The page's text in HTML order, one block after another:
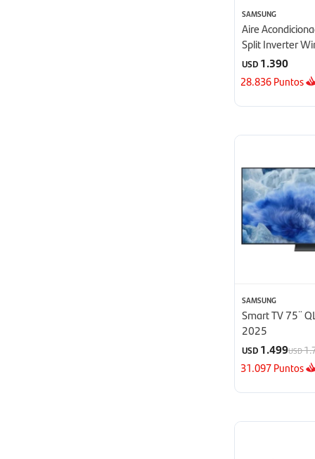
SAMSUNG
Aire
Split Inverter
24000 BTU -
USD 1.390
28.836Puntos
SAMSUNG
Smart TV 75¨
2025
USD 1.499USD
31.097Puntos